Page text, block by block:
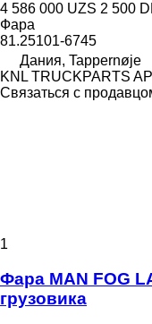
4 586 000 UZS 2 500
Фара
81.25101-6745
Дания, Tappernøje
KNL TRUCKPARTS
Связаться с
1
Фара MAN FOG
грузовика